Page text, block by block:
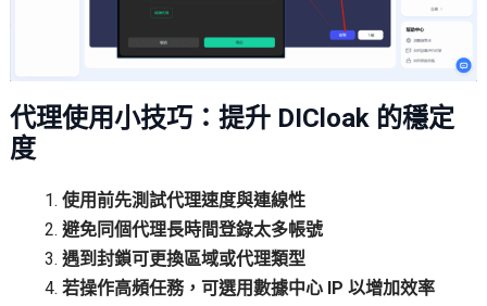
代理使用小技巧：提升 DICloak 的穩定
度
使用前先測試代理速度與連線性
避免同個代理長時間登錄太多帳號
遇到封鎖可更換區域或代理類型
若操作高頻任務，可選用數據中心 IP 以增加效率